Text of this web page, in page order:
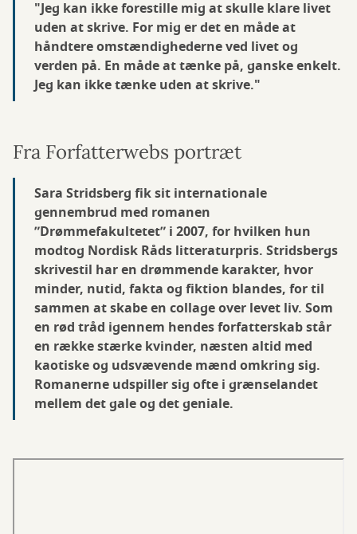
"Jeg kan ikke forestille mig at skulle klare livet
uden at skrive. For mig er det en måde at
håndtere omstændighederne ved livet og
verden på. En måde at tænke på, ganske enkelt.
Jeg kan ikke tænke uden at skrive."
Fra Forfatterwebs portræt
Sara Stridsberg fik sit internationale
gennembrud med romanen
”Drømmefakultetet” i 2007, for hvilken hun
modtog Nordisk Råds litteraturpris. Stridsbergs
skrivestil har en drømmende karakter, hvor
minder, nutid, fakta og fiktion blandes, for til
sammen at skabe en collage over levet liv. Som
en rød tråd igennem hendes forfatterskab står
en række stærke kvinder, næsten altid med
kaotiske og udsvævende mænd omkring sig.
Romanerne udspiller sig ofte i grænselandet
mellem det gale og det geniale.